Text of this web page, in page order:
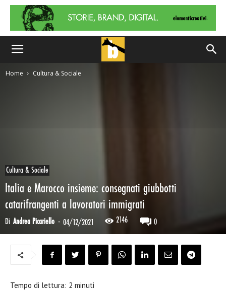
Home Cultura & Sociale
Cultura & Sociale
Italia e Marocco insieme: consegnati giubbotti
catarifrangenti a lavoratori immigrati
Di Andrea Picariello - 04/12/2021 2146 0
Tempo di lettura: 2 minuti